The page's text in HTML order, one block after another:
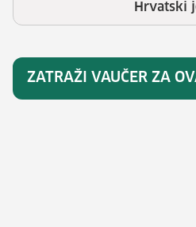
Hrvatski
ZATRAŽI VAUČER ZA